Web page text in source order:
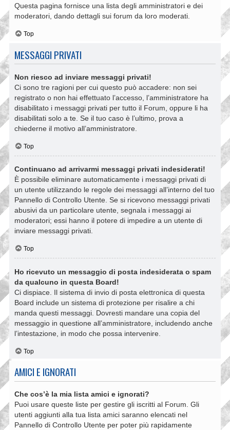
Questa pagina fornisce una lista degli amministratori e dei
moderatori, dando dettagli sui forum da loro moderati.
Top
MESSAGGI PRIVATI
Non riesco ad inviare messaggi privati!
Ci sono tre ragioni per cui questo può accadere: non sei
registrato o non hai effettuato l’accesso, l’amministratore ha
disabilitato i messaggi privati per tutto il Forum, oppure li ha
disabilitati solo a te. Se il tuo caso è l’ultimo, prova a
chiederne il motivo all’amministratore.
Top
Continuano ad arrivarmi messaggi privati indesiderati!
È possibile eliminare automaticamente i messaggi privati ​​di
un utente utilizzando le regole dei messaggi all’interno del tuo
Pannello di Controllo Utente. Se si ricevono messaggi privati ​​
abusivi da un particolare utente, segnala i messaggi ai
moderatori; essi hanno il potere di impedire a un utente di
inviare messaggi privati​​.
Top
Ho ricevuto un messaggio di posta indesiderata o spam
da qualcuno in questa Board!
Ci dispiace. Il sistema di invio di posta elettronica di questa
Board include un sistema di protezione per risalire a chi
manda questi messaggi. Dovresti mandare una copia del
messaggio in questione all’amministratore, includendo anche
l’intestazione, in modo che possa intervenire.
Top
AMICI E IGNORATI
Che cos’è la mia lista amici e ignorati?
Puoi usare queste liste per gestire gli iscritti al Forum. Gli
utenti aggiunti alla tua lista amici saranno elencati nel
Pannello di Controllo Utente per poter più rapidamente